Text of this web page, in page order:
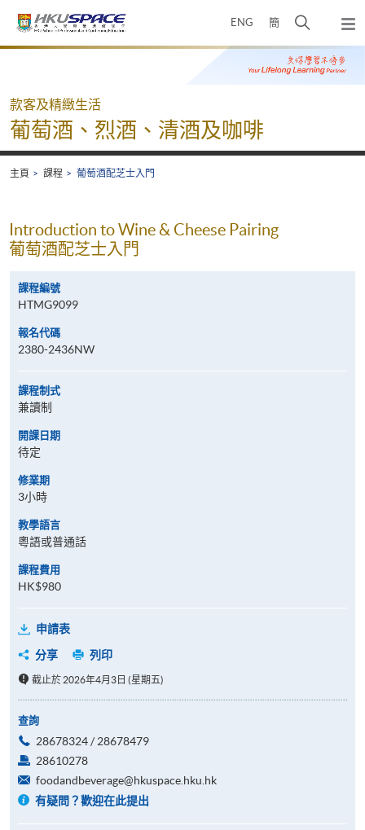
ENG 簡
開
搜
尋
彈
出
主
Main
款客及精緻生活
葡萄酒、烈酒、清酒及咖啡
主頁 課程 葡萄酒配芝士入門
Introduction to Wine & Cheese Pairing
葡萄酒配芝士入門
課程編號
HTMG9099
報名代碼
2380-2436NW
課程制式
兼讀制
開課日期
待定
修業期
3小時
教學語言
粵語或普通話
課程費用
HK$980
申請表
分享
列印
截止於 2026年4月3日 (星期五)
查詢
28678324 / 28678479
28610278
foodandbeverage@hkuspace.hku.hk
有疑問？歡迎在此提出